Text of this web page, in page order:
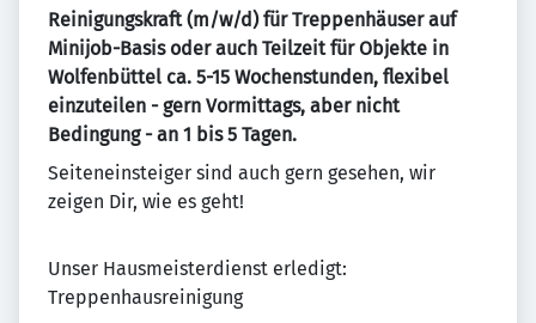
Reinigungskraft (m/w/d) für Treppenhäuser auf
Minijob-Basis oder auch Teilzeit für Objekte in
Wolfenbüttel ca. 5-15 Wochenstunden, flexibel
einzuteilen - gern Vormittags, aber nicht
Bedingung - an 1 bis 5 Tagen.
Seiteneinsteiger sind auch gern gesehen, wir
zeigen Dir, wie es geht!
Unser Hausmeisterdienst erledigt:
Treppenhausreinigung